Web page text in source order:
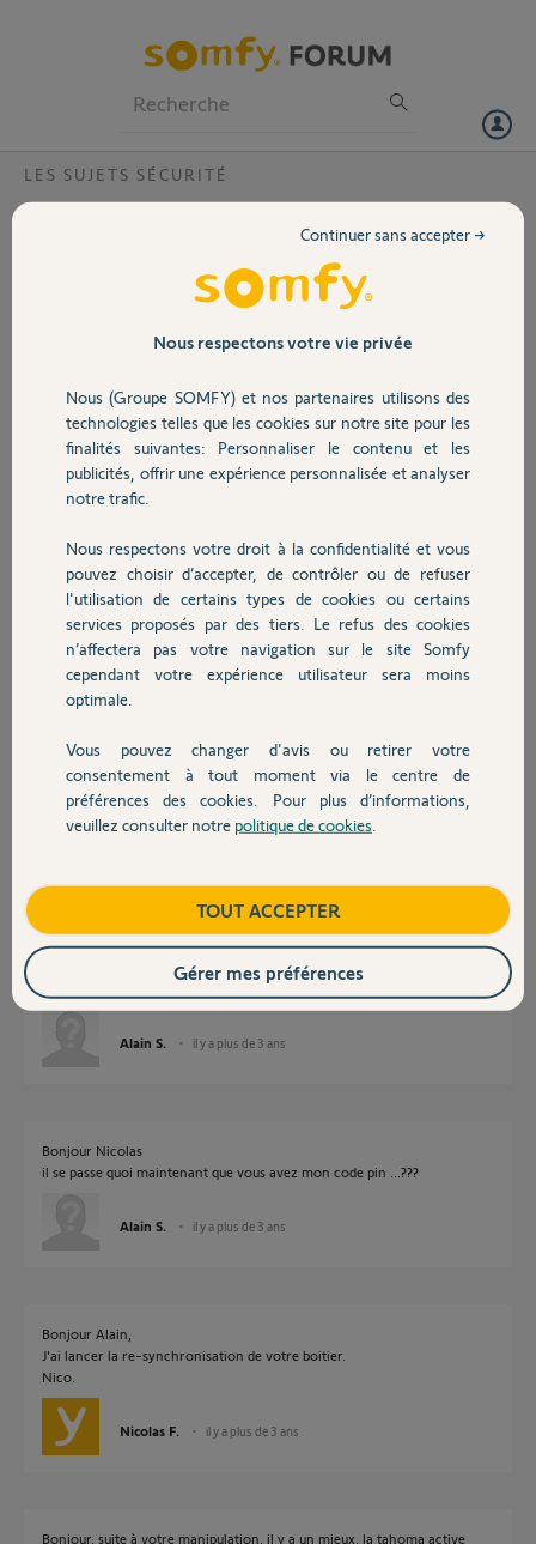
Volet
Sécurité
Domotique
Chauffage
Autres produits
Devis avec un pro
Contact
LES SUJETS SÉCURITÉ
Mon alarme ne fonctionne plus avec la
Depuis quelques jours en cas d'intrusion l'alarme ne sonne plus ... les
sirenes sont grisées ... j'ai changé les piles de la centrales ... mais
total les détecteurs ne déclenchent rien et pourtant quand je test j'ai
bien bip sur centrale et sirène .....? au secours
Merci,
Participer au fil de discussion
Réponses
Bonjour Alain,
Pouvez vous me communiquer le code pin de votre Tahoma.
Bonne journée.
il y a plus de 3 ans
Bonjour,
Le code pin est le 0211-2728-4539
Alain S. il y a plus de 3 ans
Bonjour Nicolas
il se passe quoi maintenant que vous avez mon code pin ...???
Alain S. il y a plus de 3 ans
Bonjour Alain,
J'ai lancer la re-synchronisation de votre boitier.
Nico.
Nicolas F. il y a plus de 3 ans
Bonjour, suite à votre manipulation, il y a un mieux, la tahoma active
Nous respectons votre vie privée
Nous (Groupe SOMFY) et nos partenaires utilisons des
technologies telles que les cookies sur notre site pour les
finalités suivantes: Personnaliser le contenu et les
publicités, offrir une expérience personnalisée et analyser
notre trafic.
Nous respectons votre droit à la confidentialité et vous
pouvez choisir d’accepter, de contrôler ou de refuser
l'utilisation de certains types de cookies ou certains
services proposés par des tiers. Le refus des cookies
n’affectera pas votre navigation sur le site Somfy
cependant votre expérience utilisateur sera moins
optimale.
Vous pouvez changer d'avis ou retirer votre
consentement à tout moment via le centre de
préférences des cookies. Pour plus d’informations,
veuillez consulter notre politique de cookies
Continuer sans accepter →
TOUT ACCEPTER
Gérer mes préférences